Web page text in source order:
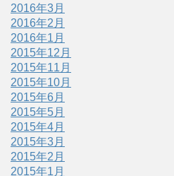
2016年3月
2016年2月
2016年1月
2015年12月
2015年11月
2015年10月
2015年6月
2015年5月
2015年4月
2015年3月
2015年2月
2015年1月